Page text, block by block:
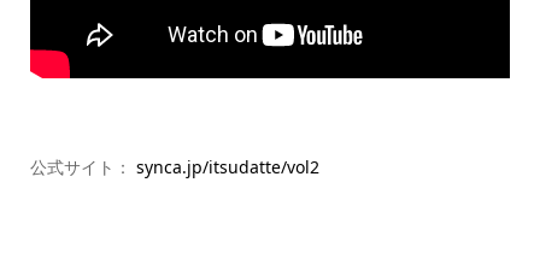
公式サイト： synca.jp/itsudatte/vol2